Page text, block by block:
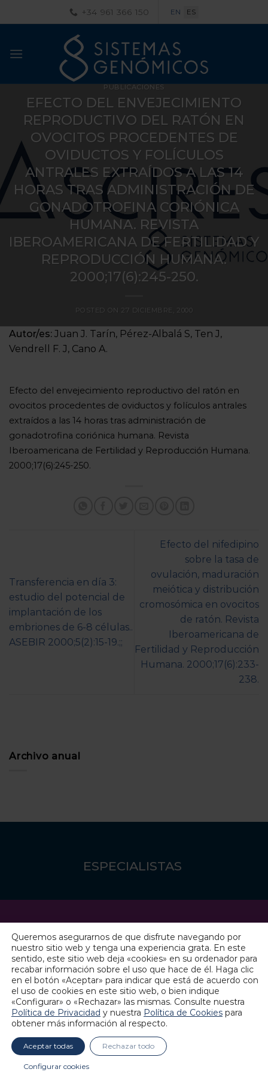
al
+34 961 366 150 EN ES
PUBLICACIONES
EFECTO DEL ENVEJECIMIENTO
REPRODUCTIVO DEL RATÓN EN
OVOCITOS PROCEDENTES DE
OVIDUCTOS Y FOLÍCULOS
ANTRALES EXTRAÍDOS A LAS 14
HORAS TRAS ADMINISTRACIÓN DE
GONADOTROFINA CORIÓNICA
HUMANA. REVISTA
IBEROAMERICANA DE FERTILIDAD Y
REPRODUCCIÓN HUMANA.
2000;17(6):245-250.
POSTED ON 27 DICIEMBRE, 2000
Autor/es: Juan J. Tarín, Pérez-Albalá S, Ten J,
Vendrell F. J, Cano A.
Efecto del envejecimiento reproductivo del ratón en
ovocitos procedentes de oviductos y folículos antrales
extraídos a las 14 horas tras administración de
gonadotrofina coriónica humana. Revista
Iberoamericana de Fertilidad y Reproducción Humana.
2000;17(6):245-250.
Transferencia en día 3:
estudio del potencial de
implantación de los
embriones de 6-8 células..
ASEBIR 2000;5(2):15-19.;;
Efecto del nifedipino
sobre la tasa de
ovulación, maduración
meiótica y distribución
cromosómica en ovocitos
de ratón. Revista
Iberoamericana de
Fertilidad y Reproducción
Humana. 2000;17(6):233-
238.
Archivo anual
ESPECIALISTAS
PACIENTES
INVESTIGADORES
Copyright 2026 ©
Queremos asegurarnos de que disfrute navegando por
nuestro sitio web y tenga una experiencia grata. En este
sentido, este sitio web deja «cookies» en su ordenador para
recabar información sobre el uso que hace de él. Haga clic
en el botón «Aceptar» para indicar que está de acuerdo con
el uso de cookies en este sitio web, o bien indique
«Configurar» o «Rechazar» las mismas. Consulte nuestra
Política de Privacidad y nuestra Política de Cookies para
obtener más información al respecto.
Aceptar todas Rechazar todo
Configurar cookies